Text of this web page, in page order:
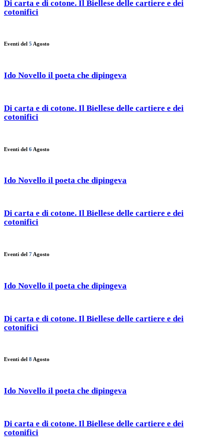
Di carta e di cotone. Il Biellese delle cartiere e dei
cotonifici
Eventi del 5 Agosto
Ido Novello il poeta che dipingeva
Di carta e di cotone. Il Biellese delle cartiere e dei
cotonifici
Eventi del 6 Agosto
Ido Novello il poeta che dipingeva
Di carta e di cotone. Il Biellese delle cartiere e dei
cotonifici
Eventi del 7 Agosto
Ido Novello il poeta che dipingeva
Di carta e di cotone. Il Biellese delle cartiere e dei
cotonifici
Eventi del 8 Agosto
Ido Novello il poeta che dipingeva
Di carta e di cotone. Il Biellese delle cartiere e dei
cotonifici